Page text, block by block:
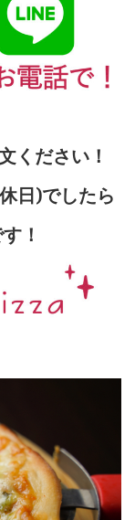
ください！
日)でしたら
！